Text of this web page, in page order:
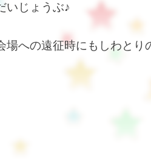
いじょうぶ♪
への遠征時にもしわとり